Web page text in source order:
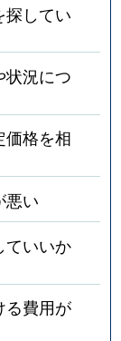
探してい
状況につ
価格を相
悪い
ていいか
る費用が